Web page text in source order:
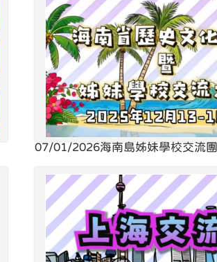
07/01/2026海南島姊妹學校交流團